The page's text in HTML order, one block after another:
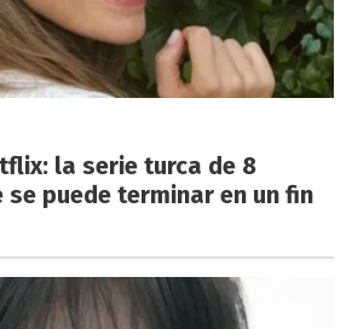
la serie turca de 8
puede terminar en un fin